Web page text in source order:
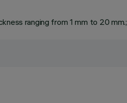
ranging from 1 mm to 20 mm.;